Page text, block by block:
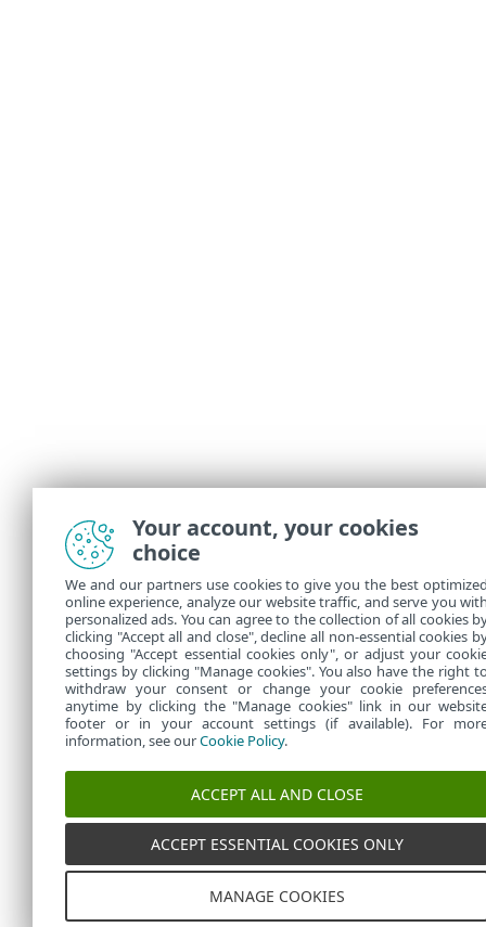
Your account, your cookies
choice
We and our partners use cookies to give you the best
online experience, analyze our website traffic, and serve you
personalized ads. You can agree to the collection of all cookies
clicking "Accept all and close", decline all non-essential cookies
choosing "Accept essential cookies only", or adjust your
settings by clicking "Manage cookies". You also have the right
withdraw your consent or change your cookie
anytime by clicking the "Manage cookies" link in our
footer or in your account settings (if available). For
information, see ourCookie Policy.
ACCEPT ALL AND CLOSE
ACCEPT ESSENTIAL COOKIES ONLY
MANAGE COOKIES